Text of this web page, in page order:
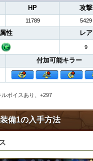
HP 攻撃
11789 5429
属性 レア
9
付加可能キラー
ボイスあり、+297
備1の入手方法